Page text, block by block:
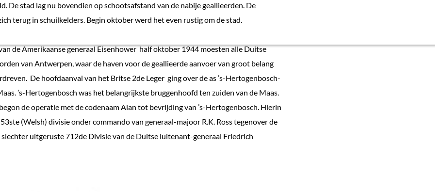
De stad lag nu bovendien op schootsafstand van de nabije geallieerden. De
terug in schuilkelders. Begin oktober werd het even rustig om de stad.
de Amerikaanse generaal Eisenhower half oktober 1944 moesten alle Duitse
van Antwerpen, waar de haven voor de geallieerde aanvoer van groot belang
De hoofdaanval van het Britse 2de Leger ging over de as ’s-Hertogenbosch-
’s-Hertogenbosch was het belangrijkste bruggenhoofd ten zuiden van de Maas.
de operatie met de codenaam Alan tot bevrijding van ’s-Hertogenbosch. Hierin
(Welsh) divisie onder commando van generaal-majoor R.K. Ross tegenover de
slechter uitgeruste 712de Divisie van de Duitse luitenant-generaal Friedrich